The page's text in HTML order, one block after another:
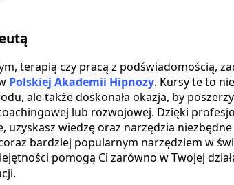
terapią czy pracą z podświadomością,
Polskiej Akademii Hipnozy. Kursy te to
ale także doskonała okazja, by
lub rozwojowej. Dzięki
uzyskasz wiedzę oraz narzędzia
bardziej popularnym narzędziem w
pomogą Ci zarówno w Twojej